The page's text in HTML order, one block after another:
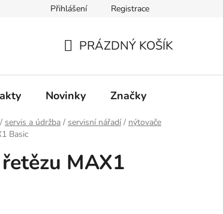
Přihlášení Registrace
KOŠÍK
PRÁZDNÝ KOŠÍK
Novinky Značky
/ servis a údržba / servisní nářadí / nýtovače
Basic
MAX1